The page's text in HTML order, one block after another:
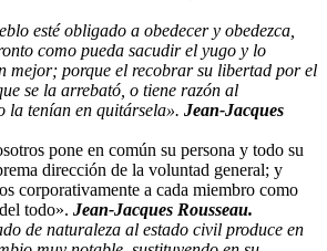
esté obligado a obedecer y obedezca,
como pueda sacudir el yugo y lo
mejor; porque el recobrar su libertad por el
se la arrebató, o tiene razón al
la tenían en quitársela». Jean-Jacques
pone en común su persona y todo su
dirección de la voluntad general; y
corporativamente a cada miembro como
todo». Jean-Jacques Rousseau.
de naturaleza al estado civil produce en